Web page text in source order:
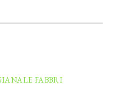
FABBRI